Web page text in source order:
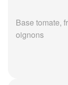
Base tomate,
oignons